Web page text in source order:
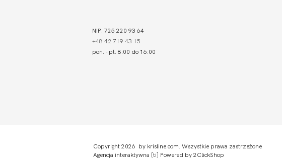
NIP: 725 220 93 64
+48 42 719 43 15
pon. - pt. 8:00 do 16:00
Copyright 2026 by krisline.com. Wszystkie prawa zastrzeżone
Agencja interaktywna [ti] Powered by2ClickShop